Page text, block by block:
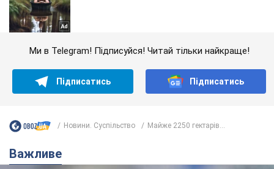
Ми в Telegram! Підписуйся! Читай тільки найкраще!
Підписатись Підписатись
Новини. Суспільство Майже 2250 гектарів...
Важливе